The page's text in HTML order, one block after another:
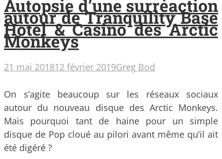
Autopsie d’une surréaction
autour de Tranquility Base
Hotel & Casino des Arctic
Monkeys
21 mai 201812 février 2019Greg Bod
On s’agite beaucoup sur les réseaux sociaux
autour du nouveau disque des Arctic Monkeys.
Mais pourquoi tant de haine pour un simple
disque de Pop cloué au pilori avant même qu’il ait
été digéré ?